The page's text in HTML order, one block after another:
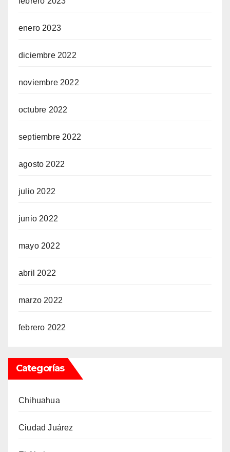
enero 2023
diciembre 2022
noviembre 2022
octubre 2022
septiembre 2022
agosto 2022
julio 2022
junio 2022
mayo 2022
abril 2022
marzo 2022
febrero 2022
Categorías
Chihuahua
Ciudad Juárez